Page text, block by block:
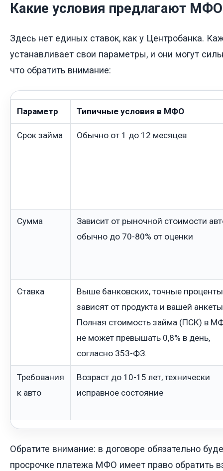
Какие условия предлагают МФО
Здесь нет единых ставок, как у Центробанка.
устанавливает свои параметры, и они могут
что обратить внимание:
Параметр Типичные условия в МФО
Срок займа Обычно от 1 до 12 месяцев
Сумма
Зависит от рыночной стоимости
обычно до 70-80% от оценки
Ставка
Выше банковских, точные проценты
зависят от продукта и вашей
Полная стоимость займа (ПСК) в
не может превышать 0,8% в день,
согласно 353-ФЗ.
Требования
к авто
Возраст до 10-15 лет, технически
исправное состояние
Обратите внимание: в договоре обязательно
просрочке платежа МФО имеет право обратить